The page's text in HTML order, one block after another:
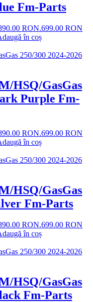
Fm-Parts
RON.699.00 RON
în coș
HSQ/GasGas
Purple Fm-
RON.699.00 RON
în coș
HSQ/GasGas
Fm-Parts
RON.699.00 RON
în coș
HSQ/GasGas
Fm-Parts